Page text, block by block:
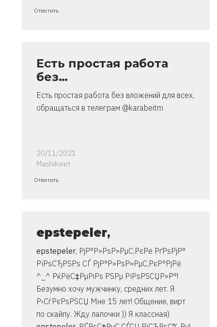
Ответ
очень
от
Ответить
Есть простая работа
без…
Есть простая работа без вложений для всех,
обращаться в телеграм @karabeitm
20/11/2021
Mashikwet
Ответ
очень
от
Владимир
Ответить
epstepeler,
epstepeler, РјР°Р»РѕР»РµС‚РєРё РґРѕРјР°
РїРѕСЂРЅРѕ СЃ РјР°Р»РѕР»РµС‚РєР°РјРё
^_^ РќРёС‡РµРіРѕ РЅРµ РїРѕРЅСЏР»Р°!
Безумно хочу мужчинку, средних лет. Я
Р›СѓРєРѕРЅСЏ Мне 15 лет! Общение, вирт
по скайпу. Жду лапочки )) Я классная)